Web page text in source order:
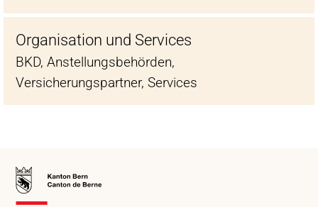
Organisation und Services
BKD, Anstellungsbehörden,
Versicherungspartner, Services
Zur
Startseite